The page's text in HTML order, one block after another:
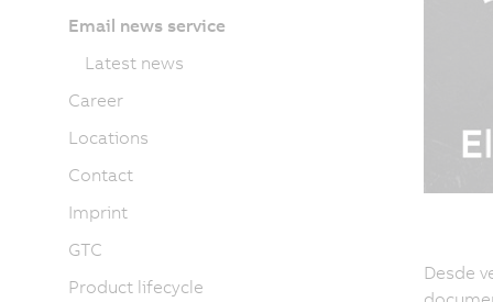
Desde
Email news service
Latest news
Career
Locations
Contact
Imprint
GTC
Product lifecycle